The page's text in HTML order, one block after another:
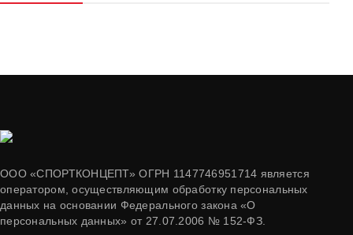
ООО «СПОРТКОНЦЕПТ» ОГРН 1147746951714 является
оператором, осуществляющим обработку персональных
данных на основании Федерального закона «О
персональных данных» от 27.07.2006 № 152-ФЗ.